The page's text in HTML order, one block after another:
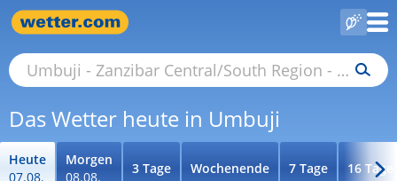
Das Wetter heute in Umbuji
Heute
07.08.
Morgen
08.08.
3 Tage Wochenende 7 Tage 16 Tage